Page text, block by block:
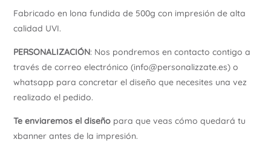
Fabricado en lona fundida de 500g con impresión de alta
calidad UVI.
PERSONALIZACIÓN: Nos pondremos en contacto contigo a
través de correo electrónico (info@personalizzate.es) o
whatsapp para concretar el diseño que necesites una vez
realizado el pedido.
Te enviaremos el diseñopara que veas cómo quedará tu
xbanner antes de la impresión.